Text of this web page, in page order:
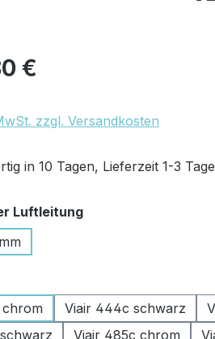
€
zzgl. Versandkosten
in 10 Tagen, Lieferzeit 1-3 Tage
Luftleitungauswählen
Viair 444c schwarz
Viair 485c chrom